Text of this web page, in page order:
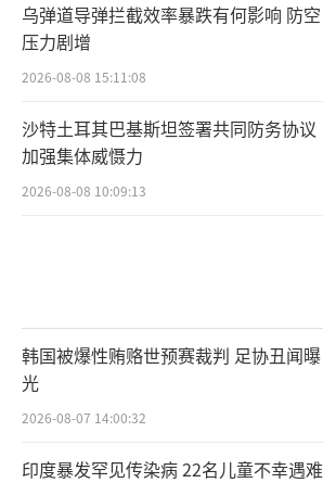
乌弹道导弹拦截效率暴跌有何影响 防空
压力剧增
2026-08-08 15:11:08
沙特土耳其巴基斯坦签署共同防务协议
加强集体威慑力
2026-08-08 10:09:13
韩国被爆性贿赂世预赛裁判 足协丑闻曝
光
2026-08-07 14:00:32
印度暴发罕见传染病 22名儿童不幸遇难